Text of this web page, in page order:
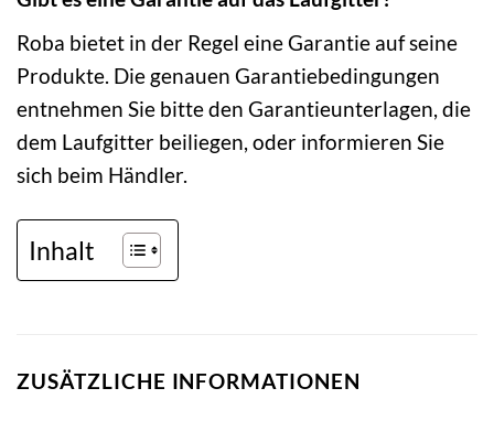
Roba bietet in der Regel eine Garantie auf seine
Produkte. Die genauen Garantiebedingungen
entnehmen Sie bitte den Garantieunterlagen, die
dem Laufgitter beiliegen, oder informieren Sie
sich beim Händler.
Inhalt
ZUSÄTZLICHE INFORMATIONEN